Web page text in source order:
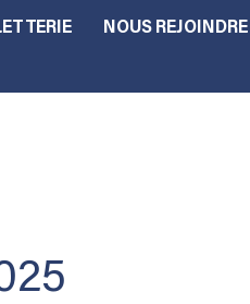
NOUS REJOINDRE